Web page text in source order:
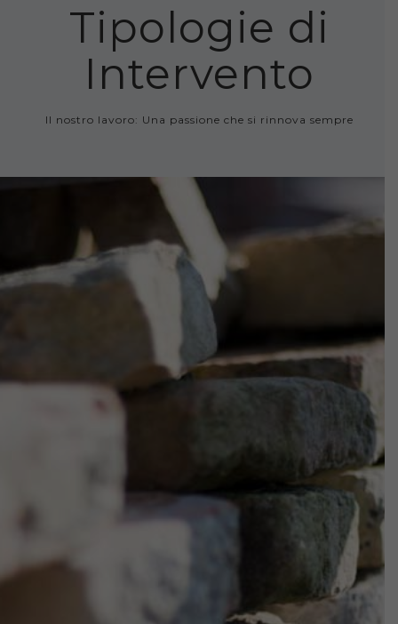
Tipologie di
Intervento
Il nostro lavoro: Una passione che si rinnova sempre